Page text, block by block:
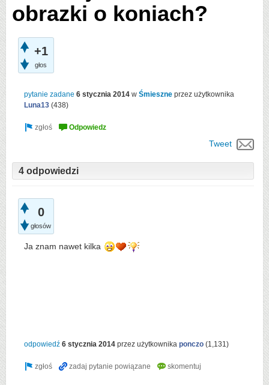
obrazki o koniach?
+1
głos
pytanie zadane 6 stycznia 2014 w Śmieszne przez użytkownika
Luna13 (438)
Tweet
4 odpowiedzi
0
głosów
Ja znam nawet kilka
odpowiedź 6 stycznia 2014 przez użytkownika ponczo (1,131 )